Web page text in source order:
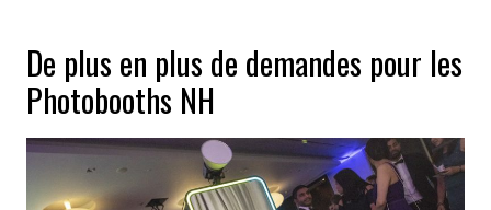
De plus en plus de demandes pour les
Photobooths NH